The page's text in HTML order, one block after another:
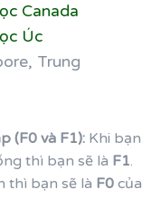
Canada
Úc
Trung
(F0 và F1): Khi bạn
thì bạn sẽ là F1.
thì bạn sẽ là F0 của